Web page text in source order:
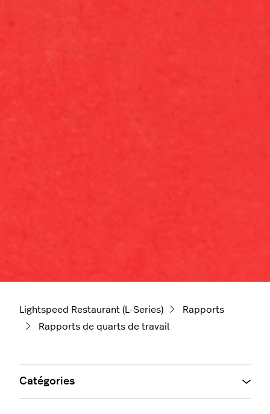
Lightspeed Restaurant (L-Series)
Rapports
Rapports de quarts de travail
Catégories